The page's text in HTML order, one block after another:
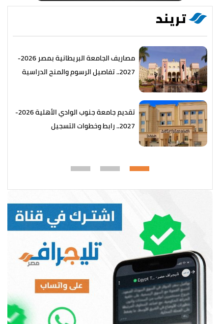
تريند
مصاريف الجامعة البريطانية بمصر 2026-
2027.. تفاصيل الرسوم والمنح الدراسية
تقديم جامعة جنوب الوادي الأهلية 2026-
2027.. رابط وخطوات التسجيل